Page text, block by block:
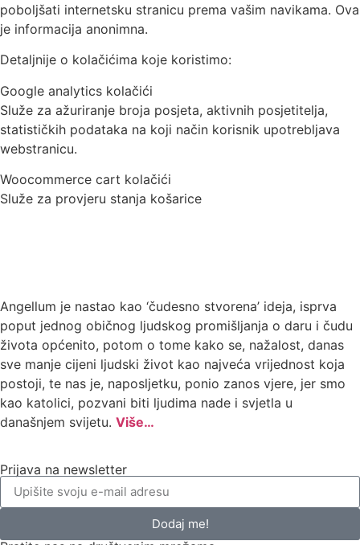
poboljšati internetsku stranicu prema vašim navikama. Ova
je informacija anonimna.
Detaljnije o kolačićima koje koristimo:
Google analytics kolačići
Služe za ažuriranje broja posjeta, aktivnih posjetitelja,
statističkih podataka na koji način korisnik upotrebljava
webstranicu.
Woocommerce cart kolačići
Služe za provjeru stanja košarice
Angellum je nastao kao ‘čudesno stvorena’ ideja, isprva
poput jednog običnog ljudskog promišljanja o daru i čudu
života općenito, potom o tome kako se, nažalost, danas
sve manje cijeni ljudski život kao najveća vrijednost koja
postoji, te nas je, naposljetku, ponio zanos vjere, jer smo
kao katolici, pozvani biti ljudima nade i svjetla u
današnjem svijetu. Više…
Prijava na newsletter
Dodaj me!